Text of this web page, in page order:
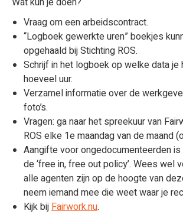
Vraag om een arbeidscontract.
“Logboek gewerkte uren” boekjes
opgehaald bij Stichting ROS.
Schrijf in het logboek op welke data
hoeveel uur.
Verzamel informatie over de
foto’s.
Vragen: ga naar het spreekuur van
ROS elke 1e maandag van de maand
Aangifte voor ongedocumenteerden
de ‘free in, free out policy’. Wees wel
alle agenten zijn op de hoogte van
neem iemand mee die weet waar je
Kijk bijFairwork.nu.